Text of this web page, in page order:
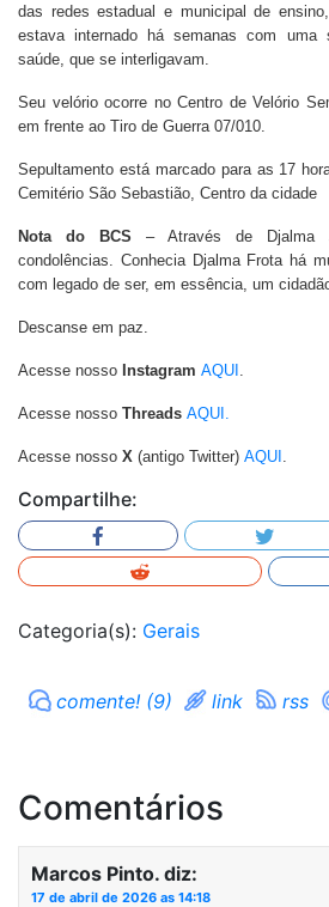
das redes estadual e municipal de
estava internado há semanas com uma
saúde, que se interligavam.
Seu velório ocorre no Centro de Velório
em frente ao Tiro de Guerra 07/010.
Sepultamento está marcado para as 17
Cemitério São Sebastião, Centro da cidade
Nota do BCS – Através de Djalma
condolências. Conhecia Djalma Frota há
com legado de ser, em essência, um
Descanse em paz.
Acesse nosso Instagram AQUI
Acesse nosso Threads AQUI.
Acesse nosso X (antigo Twitter) AQUI
Compartilhe:
Categoria(s): Gerais
comente! (9) link rss
Comentários
Marcos Pinto. diz:
17 de abril de 2026 as 14:18